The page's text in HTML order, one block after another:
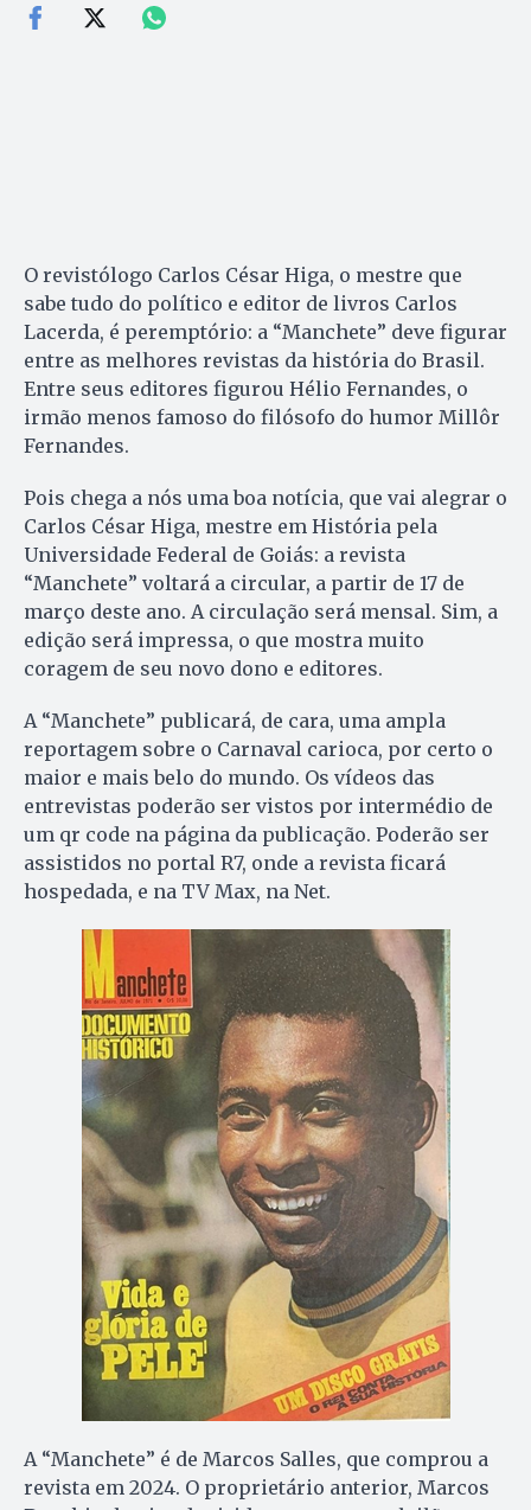
O revistólogo Carlos César Higa, o mestre que
sabe tudo do político e editor de livros Carlos
Lacerda, é peremptório: a “Manchete” deve figurar
entre as melhores revistas da história do Brasil.
Entre seus editores figurou Hélio Fernandes, o
irmão menos famoso do filósofo do humor Millôr
Fernandes.
Pois chega a nós uma boa notícia, que vai alegrar o
Carlos César Higa, mestre em História pela
Universidade Federal de Goiás: a revista
“Manchete” voltará a circular, a partir de 17 de
março deste ano. A circulação será mensal. Sim, a
edição será impressa, o que mostra muito
coragem de seu novo dono e editores.
A “Manchete” publicará, de cara, uma ampla
reportagem sobre o Carnaval carioca, por certo o
maior e mais belo do mundo. Os vídeos das
entrevistas poderão ser vistos por intermédio de
um qr code na página da publicação. Poderão ser
assistidos no portal R7, onde a revista ficará
hospedada, e na TV Max, na Net.
A “Manchete” é de Marcos Salles, que comprou a
revista em 2024. O proprietário anterior, Marcos